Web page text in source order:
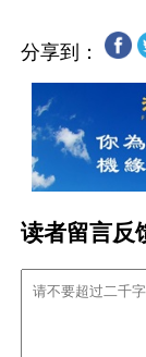
分享到：
读者留言反